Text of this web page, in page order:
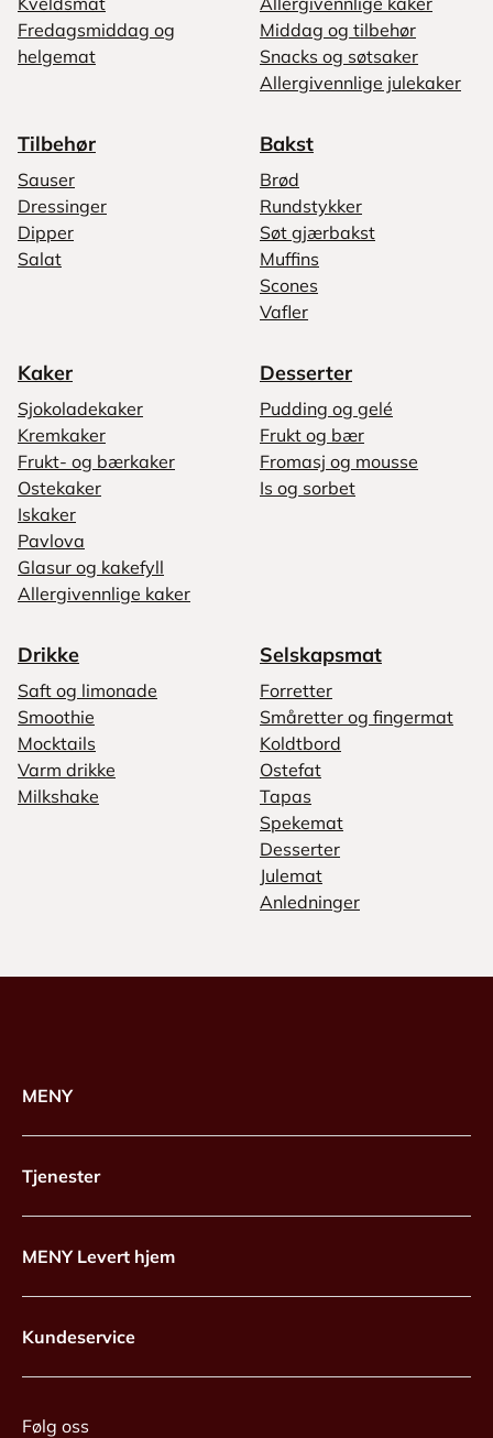
Fredagsmiddag og
helgemat
Middag og tilbehør
Snacks og søtsaker
Allergivennlige julekaker
Tilbehør
Sauser
Dressinger
Dipper
Salat
Bakst
Brød
Rundstykker
Søt gjærbakst
Muffins
Scones
Vafler
Kaker
Sjokoladekaker
Kremkaker
Frukt- og bærkaker
Ostekaker
Iskaker
Pavlova
Glasur og kakefyll
Allergivennlige kaker
Desserter
Pudding og gelé
Frukt og bær
Fromasj og mousse
Is og sorbet
Drikke
Saft og limonade
Smoothie
Mocktails
Varm drikke
Milkshake
Selskapsmat
Forretter
Småretter og fingermat
Koldtbord
Ostefat
Tapas
Spekemat
Desserter
Julemat
Anledninger
MENY
Tjenester
MENY Levert hjem
Kundeservice
Følg oss